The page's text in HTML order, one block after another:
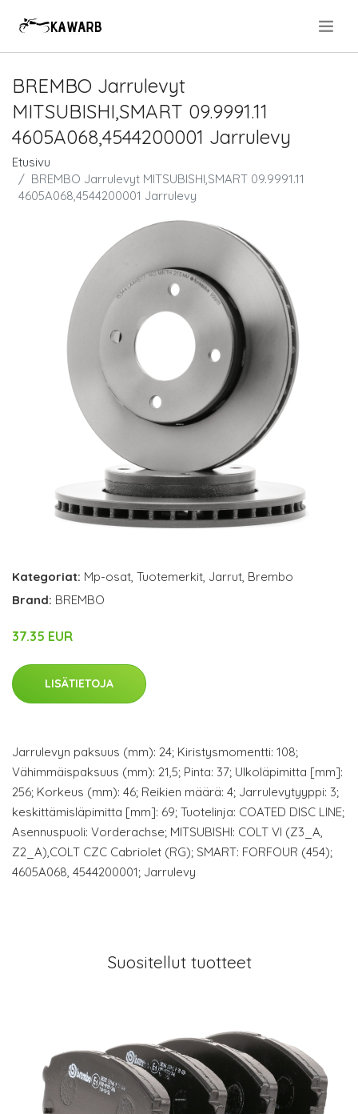
BREMBO Jarrulevyt
MITSUBISHI,SMART 09.9991.11
4605A068,4544200001 Jarrulevy
Etusivu
BREMBO Jarrulevyt MITSUBISHI,SMART 09.9991.11
4605A068,4544200001 Jarrulevy
Kategoriat: Mp-osat, Tuotemerkit, Jarrut, Brembo
Brand: BREMBO
37.35 EUR
LISÄTIETOJA
Jarrulevyn paksuus (mm): 24; Kiristysmomentti: 108;
Vähimmäispaksuus (mm): 21,5; Pinta: 37; Ulkoläpimitta [mm]:
256; Korkeus (mm): 46; Reikien määrä: 4; Jarrulevytyyppi: 3;
keskittämisläpimitta [mm]: 69; Tuotelinja: COATED DISC LINE;
Asennuspuoli: Vorderachse; MITSUBISHI: COLT VI (Z3_A,
Z2_A),COLT CZC Cabriolet (RG); SMART: FORFOUR (454);
4605A068, 4544200001; Jarrulevy
Suositellut tuotteet